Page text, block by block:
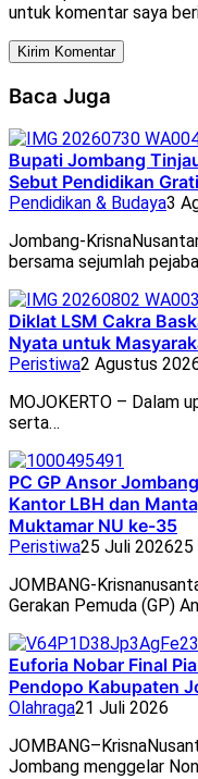
untuk komentar saya
Baca Juga
Bupati Jombang
Sebut Pendidikan
Pendidikan & Budaya3
Jombang-
bersama sejumlah
Diklat LSM Cakra
Nyata untuk
Peristiwa2 Agustus
MOJOKERTO – Dalam
serta…
PC GP Ansor
Kantor LBH dan
Muktamar NU ke-35
Peristiwa25 Juli 202625
JOMBANG-
Gerakan Pemuda (GP)
Euforia Nobar Final
Pendopo Kabupaten
Olahraga21 Juli 2026
Jombang menggelar